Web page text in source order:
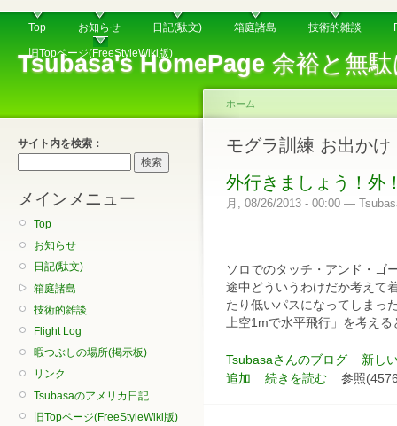
Tsubasa's HomePage余裕と無駄
Top お知らせ 日記(駄文) 箱庭諸島 技術的雑談
旧Topページ(FreeStyleWiki版)
サイト内を検索：
メインメニュー
Top
お知らせ
日記(駄文)
箱庭諸島
技術的雑談
Flight Log
暇つぶしの場所(掲示板)
リンク
Tsubasaのアメリカ日記
旧Topページ(FreeStyleWiki版)
ホーム
モグラ訓練 お出かけ
外行きましょう！外
月, 08/26/2013 - 00:00 —
ソロでのタッチ・アンド・ゴ
途中どういうわけだか考えて
たり低いパスになってしまっ
上空1mで水平飛行」を考え
Tsubasaさんのブログ
新し
追加
続きを読む 参照